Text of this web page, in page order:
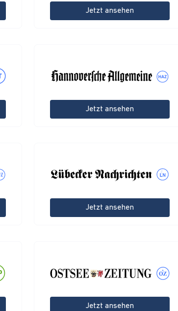
Jetzt ansehen
Jetzt ansehen
Jetzt ansehen
Jetzt ansehen